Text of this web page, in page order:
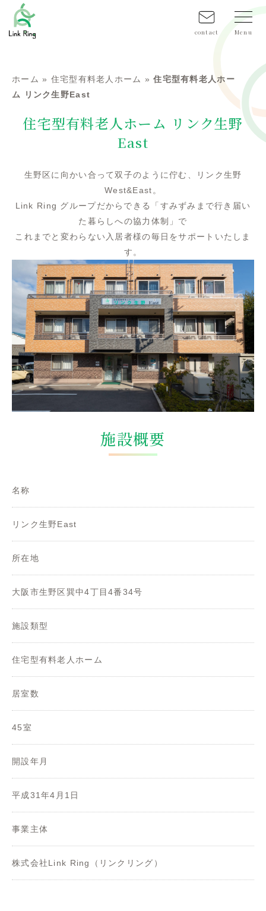
contact
ホーム » 住宅型有料老人ホーム »住宅型有料老人ホー
ム リンク生野East
住宅型有料老人ホーム リンク生野
East
生野区に向かい合って双子のように佇む、リンク生野
West&East。
Link Ring グループだからできる「すみずみまで行き届い
た暮らしへの協力体制」で
これまでと変わらない入居者様の毎日をサポートいたしま
す。
施設概要
名称
リンク生野East
所在地
大阪市生野区巽中4丁目4番34号
施設類型
住宅型有料老人ホーム
居室数
45室
開設年月
平成31年4月1日
事業主体
株式会社Link Ring（リンクリング）